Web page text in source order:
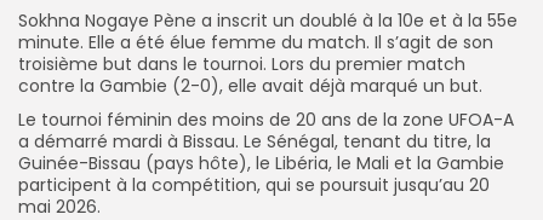
Sokhna Nogaye Pène a inscrit un doublé à la 10e et à la 55e
minute. Elle a été élue femme du match. Il s’agit de son
troisième but dans le tournoi. Lors du premier match
contre la Gambie (2-0), elle avait déjà marqué un but.
Le tournoi féminin des moins de 20 ans de la zone UFOA-A
a démarré mardi à Bissau. Le Sénégal, tenant du titre, la
Guinée-Bissau (pays hôte), le Libéria, le Mali et la Gambie
participent à la compétition, qui se poursuit jusqu’au 20
mai 2026.